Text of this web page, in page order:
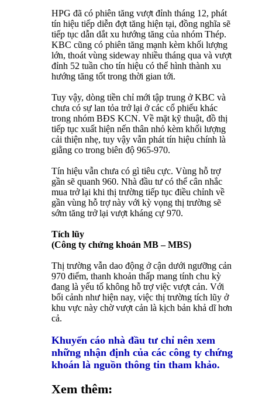
HPG đã có phiên tăng vượt đỉnh tháng 12, phát
tín hiệu tiếp diễn đợt tăng hiện tại, đồng nghĩa sẽ
tiếp tục dẫn dắt xu hướng tăng của nhóm Thép.
KBC cũng có phiên tăng mạnh kèm khối lượng
lớn, thoát vùng sideway nhiều tháng qua và vượt
đỉnh 52 tuần cho tín hiệu có thể hình thành xu
hướng tăng tốt trong thời gian tới.
Tuy vậy, dòng tiền chỉ mới tập trung ở KBC và
chưa có sự lan tỏa trở lại ở các cổ phiếu khác
trong nhóm BĐS KCN. Về mặt kỹ thuật, đồ thị
tiếp tục xuất hiện nến thân nhỏ kèm khối lượng
cải thiện nhẹ, tuy vậy vẫn phát tín hiệu chính là
giằng co trong biên độ 965-970.
Tín hiệu vẫn chưa có gì tiêu cực. Vùng hỗ trợ
gần sẽ quanh 960. Nhà đầu tư có thể cân nhắc
mua trở lại khi thị trường tiếp tục điều chỉnh về
gần vùng hỗ trợ này với kỳ vọng thị trường sẽ
sớm tăng trở lại vượt kháng cự 970.
Tích lũy
(Công ty chứng khoán MB – MBS)
Thị trường vẫn dao động ở cận dưới ngưỡng cản
970 điểm, thanh khoản thấp mang tính chu kỳ
đang là yếu tố không hỗ trợ việc vượt cản. Với
bối cảnh như hiện nay, việc thị trường tích lũy ở
khu vực này chờ vượt cản là kịch bản khả dĩ hơn
cả.
Khuyến cáo nhà đầu tư chỉ nên xem
những nhận định của các công ty chứng
khoán là nguồn thông tin tham khảo.
Xem thêm: